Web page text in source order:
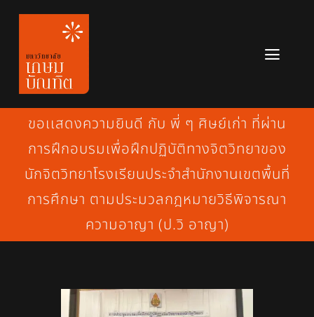
Skip
content
หลักสูตร
ข่าวสาร
เกี่ยวกับมหาวิทยาลัย
ขอเเสดงความยินดี กับ พี่ ๆ ศิษย์เก่า ที่ผ่าน
การฝึกอบรมเพื่อฝึกปฏิบัติทางจิตวิทยาของ
นักจิตวิทยาโรงเรียนประจำสำนักงานเขตพื้นที่
การศึกษา ตามประมวลกฎหมายวิธีพิจารณา
ความอาญา (ป.วิ อาญา)